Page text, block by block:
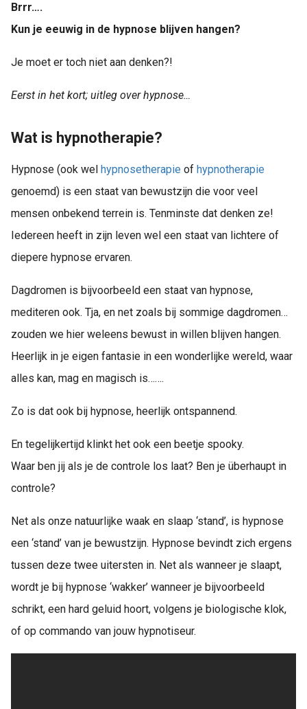
Brrr….
Kun je eeuwig in de hypnose blijven hangen?
Je moet er toch niet aan denken?!
Eerst in het kort; uitleg over hypnose…
Wat is hypnotherapie?
Hypnose (ook wel hypnosetherapie of hypnotherapie
genoemd) is een staat van bewustzijn die voor veel
mensen onbekend terrein is. Tenminste dat denken ze!
Iedereen heeft in zijn leven wel een staat van lichtere of
diepere hypnose ervaren.
Dagdromen is bijvoorbeeld een staat van hypnose,
mediteren ook. Tja, en net zoals bij sommige dagdromen…
zouden we hier weleens bewust in willen blijven hangen.
Heerlijk in je eigen fantasie in een wonderlijke wereld, waar
alles kan, mag en magisch is…….
Zo is dat ook bij hypnose, heerlijk ontspannend.
En tegelijkertijd klinkt het ook een beetje spooky.
Waar ben jij als je de controle los laat? Ben je überhaupt in
controle?
Net als onze natuurlijke waak en slaap ‘stand’, is hypnose
een ‘stand’ van je bewustzijn. Hypnose bevindt zich ergens
tussen deze twee uitersten in. Net als wanneer je slaapt,
wordt je bij hypnose ‘wakker’ wanneer je bijvoorbeeld
schrikt, een hard geluid hoort, volgens je biologische klok,
of op commando van jouw hypnotiseur.